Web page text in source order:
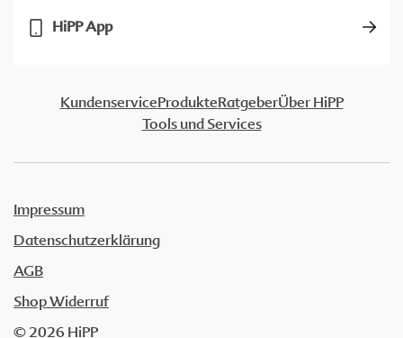
HiPP App
KundenserviceProdukteRatgeberÜber HiPP
Tools und Services
Impressum
Datenschutzerklärung
AGB
Shop Widerruf
© 2026 HiPP